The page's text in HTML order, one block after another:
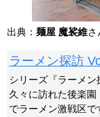
出典： 麺屋 魔裟維さ
ラーメン探訪
シリーズ『ラーメ
久々に訪れた後楽
でラーメン激戦区